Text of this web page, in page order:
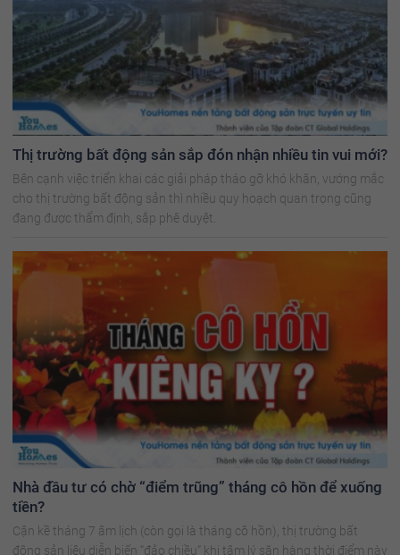
Thị trường bất động sản sắp đón nhận nhiều tin vui mới?
Bên cạnh việc triển khai các giải pháp tháo gỡ khó khăn, vướng mắc
cho thị trường bất động sản thì nhiều quy hoạch quan trọng cũng
đang được thẩm định, sắp phê duyệt.
Nhà đầu tư có chờ “điểm trũng” tháng cô hồn để xuống
tiền?
Cận kề tháng 7 âm lịch (còn gọi là tháng cô hồn), thị trường bất
động sản liệu diễn biến “đảo chiều” khi tâm lý săn hàng thời điểm này